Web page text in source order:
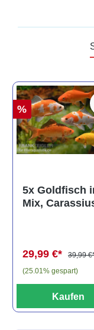
%
5x Goldfisch
Mix,
29,99 €*
39,99
(25.01% gespart)
Kaufen